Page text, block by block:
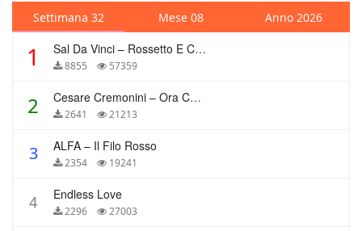
Settimana 32 Mese 08 Anno 2026
1 Sal Da Vinci – Rossetto E Caffè
8855 57359
2 Cesare Cremonini – Ora Che Non Ho Più Te
2641 21213
3 ALFA – Il Filo Rosso
2354 19241
4 Endless Love
2296 27003